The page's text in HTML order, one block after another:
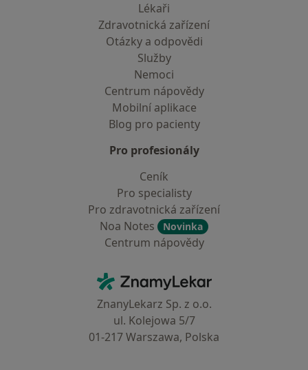
Lékaři
Zdravotnická zařízení
Otázky a odpovědi
Služby
Nemoci
Centrum nápovědy
Mobilní aplikace
Blog pro pacienty
Pro profesionály
Ceník
Pro specialisty
Pro zdravotnická zařízení
Noa Notes
Novinka
Centrum nápovědy
ZnamyLekar - Hlavní stránka
ZnanyLekarz Sp. z o.o.
ul. Kolejowa 5/7
01-217 Warszawa, Polska